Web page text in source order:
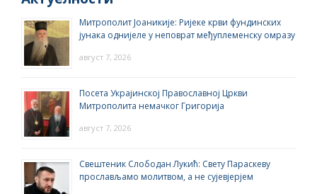
Митрополит Јоаникије: Ријеке крви фундинских
јунака однијеле у неповрат међуплеменску омразу
август 7, 2026
Посета Украјинској Православној Цркви
Митрополита немачког Григорија
август 7, 2026
Свештеник Слободан Лукић: Свету Параскеву
прослављамо молитвом, а не сујевјерјем